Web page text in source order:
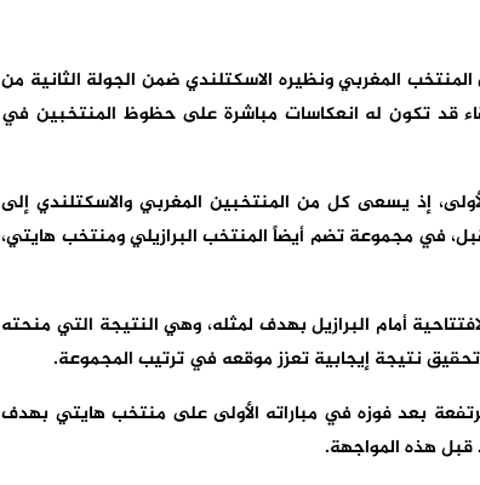
المغربي ونظيره الاسكتلندي ضمن الجولة الثانية من
الثالثة في كأس العالم 2026، في لقاء قد تكون له انعكاسات مباشرة على حظوظ المنتخبين في
إذ يسعى كل من المنتخبين المغربي والاسكتلندي إلى
في مجموعة تضم أيضاً المنتخب البرازيلي ومنتخب هايتي،
أمام البرازيل بهدف لمثله، وهي النتيجة التي منحته
نتيجة إيجابية تعزز موقعه في ترتيب المجموعة.
بعد فوزه في مباراته الأولى على منتخب هايتي بهدف
هذه المواجهة.